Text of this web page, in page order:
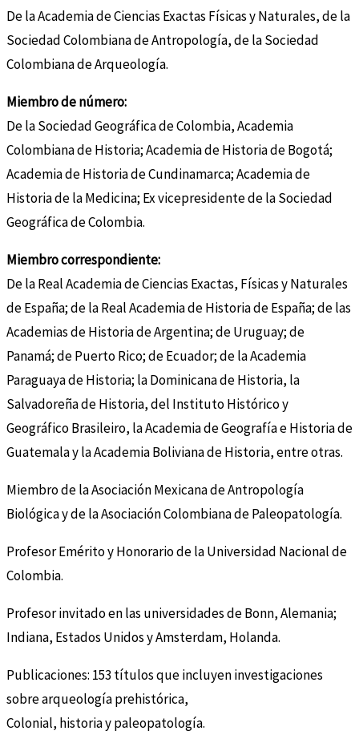
De la Academia de Ciencias Exactas Físicas y Naturales, de la
Sociedad Colombiana de Antropología, de la Sociedad
Colombiana de Arqueología.
Miembro de número:
De la Sociedad Geográfica de Colombia, Academia
Colombiana de Historia; Academia de Historia de Bogotá;
Academia de Historia de Cundinamarca; Academia de
Historia de la Medicina; Ex vicepresidente de la Sociedad
Geográfica de Colombia.
Miembro correspondiente:
De la Real Academia de Ciencias Exactas, Físicas y Naturales
de España; de la Real Academia de Historia de España; de las
Academias de Historia de Argentina; de Uruguay; de
Panamá; de Puerto Rico; de Ecuador; de la Academia
Paraguaya de Historia; la Dominicana de Historia, la
Salvadoreña de Historia, del Instituto Histórico y
Geográfico Brasileiro, la Academia de Geografía e Historia de
Guatemala y la Academia Boliviana de Historia, entre otras.
Miembro de la Asociación Mexicana de Antropología
Biológica y de la Asociación Colombiana de Paleopatología.
Profesor Emérito y Honorario de la Universidad Nacional de
Colombia.
Profesor invitado en las universidades de Bonn, Alemania;
Indiana, Estados Unidos y Amsterdam, Holanda.
Publicaciones: 153 títulos que incluyen investigaciones
sobre arqueología prehistórica,
Colonial, historia y paleopatología.